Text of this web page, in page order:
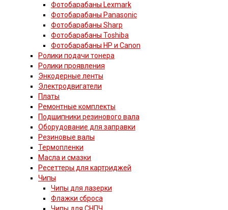
Фотобарабаны Lexmark
Фотобарабаны Panasonic
Фотобарабаны Sharp
Фотобарабаны Toshiba
Фотобарабаны HP и Canon
Ролики подачи тонера
Ролики проявления
Энкодерные ленты
Электродвигатели
Платы
Ремонтные комплекты
Подшипники резинового вала
Оборудование для заправки
Резиновые валы
Термопленки
Масла и смазки
Ресеттеры для картриджей
Чипы
Чипы для лазерки
Флажки сброса